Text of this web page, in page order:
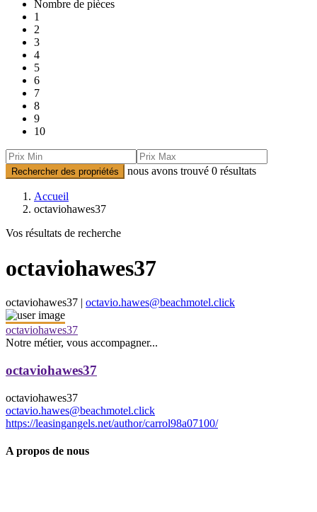
Nombre de pièces
1
2
3
4
5
6
7
8
9
10
Rechercher des propriétés nous avons trouvé 0 résultats
Accueil
octaviohawes37
Vos résultats de recherche
octaviohawes37
octaviohawes37 | octavio.hawes@beachmotel.click
octaviohawes37
Notre métier, vous accompagner...
octaviohawes37
octaviohawes37
octavio.hawes@beachmotel.click
https://leasingangels.net/author/carrol98a07100/
A propos de nous